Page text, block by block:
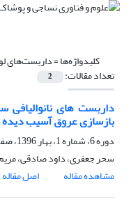
کلیدواژه‌ها =داربست‌های
تعداد مقالات: 2
داربست های
بازسازی عروق آسیب دیده
دوره 6، شماره 1، بهار 1396، صفحه
سحر جعفری، داود صادقی،
مشاهده مقاله
اصل مقاله